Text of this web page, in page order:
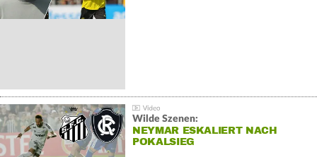
Wilde Szenen:
NEYMAR ESKALIERT NACH
POKALSIEG